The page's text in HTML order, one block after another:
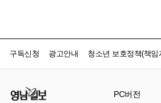
구독신청 광고안내 청소년 보호정책(책임
PC버전